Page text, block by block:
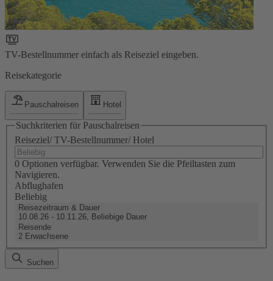
TV-Bestellnummer einfach als Reiseziel eingeben.
Reisekategorie
Pauschalreisen Hotel
Suchkriterien für Pauschalreisen
Reiseziel/ TV-Bestellnummer/ Hotel
0 Optionen verfügbar. Verwenden Sie die Pfeiltasten zum
Navigieren.
Abflughafen
Beliebig
Reisezeitraum & Dauer
10.08.26 - 10.11.26, Beliebige Dauer
Reisende
2 Erwachsene
Suchen